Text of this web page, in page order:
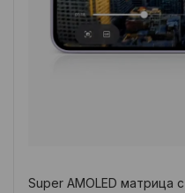
Super AMOLED матрица